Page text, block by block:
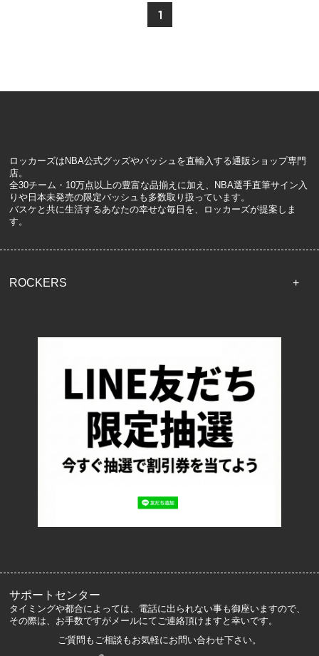
1
ロッカーズはNBA公式グッズやバッシュを直輸入する通販ショップ専門
店。
全30チーム・10万点以上の豊富な品揃えに加え、NBA選手直筆サイン入
りや日本未発売の限定バッシュも多数取り扱っています。
バスケと共に生活するあなたの幸せな毎日を、ロッカーズが提案しま
す。
ROCKERS
配送・送料について
お支払い方法について
特定商取引法に基づく表記
プライバシーポリシー
ロッカーズについて
サポートセンター
タイミングや都合によっては、電話に出られない事も御座いますので、
その際は、お手数ですがメールにてご連絡頂けますと幸いです。
ご質問もご相談もお気軽にお問い合わせ下さい。